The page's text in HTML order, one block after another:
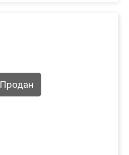
Продан